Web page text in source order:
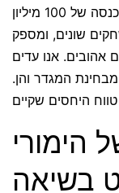
ואווירה מזמינה. בארץ מצפה הטוטו להכנסה של 100 מיליון
שונים, ומספק
אהובים. אנו עדים
מבחינת המגדר והן.
הימורי
בשיאה